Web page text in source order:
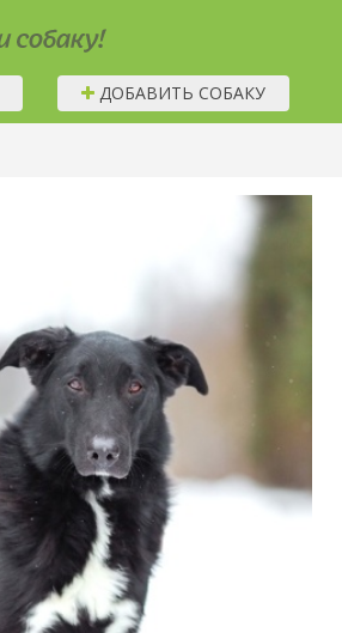
ДОБАВИТЬ СОБАКУ